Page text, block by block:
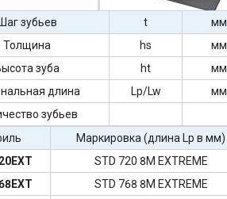
зубьев t мм
Толщина
hs мм
зуба
ht мм
длина
Lp/Lw мм
зубьев
Маркировка (длина Lp в мм)
STD 720 8M EXTREME
STD 768 8M EXTREME